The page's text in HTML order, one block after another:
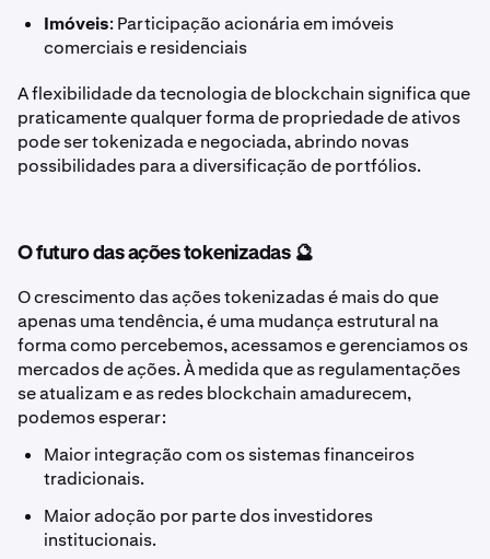
Imóveis: Participação acionária em imóveis
comerciais e residenciais
A flexibilidade da tecnologia de blockchain significa que
praticamente qualquer forma de propriedade de ativos
pode ser tokenizada e negociada, abrindo novas
possibilidades para a diversificação de portfólios.
O futuro das ações tokenizadas 🔮
O crescimento das ações tokenizadas é mais do que
apenas uma tendência, é uma mudança estrutural na
forma como percebemos, acessamos e gerenciamos os
mercados de ações. À medida que as regulamentações
se atualizam e as redes blockchain amadurecem,
podemos esperar:
Maior integração com os sistemas financeiros
tradicionais.
Maior adoção por parte dos investidores
institucionais.